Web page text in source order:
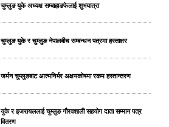
चुम्लुङ युके अध्यक्ष सम्बाहाङफेलाई शुभयात्रा
चुम्लुङ युके र चुम्लुङ नेपालबीच सम्बन्धन पत्रमा हस्ताक्षर
जर्मन चुम्लुङबाट आत्मनिर्भर अक्षयकोषमा रकम हस्तान्तरण
युके र इजरायललाई चुम्लुङ गौरवशाली सहयोग दाता सम्मान पत्र
वितरण